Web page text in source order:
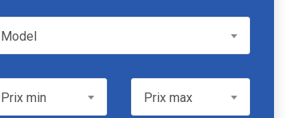
ModelModel
Prix minPrix min Prix maxPrix max